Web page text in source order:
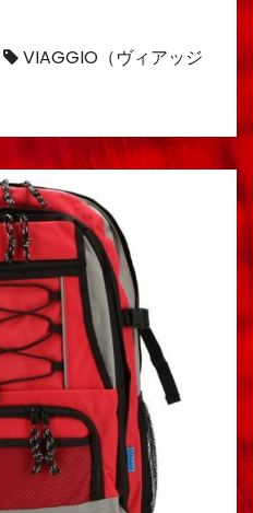
VIAGGIO（ヴィアッジ